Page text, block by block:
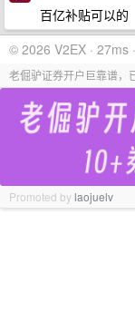
百亿补贴可以的
© 2026 V2EX · 27ms
老倔驴证券开户巨靠谱，
Promoted bylaojuelv